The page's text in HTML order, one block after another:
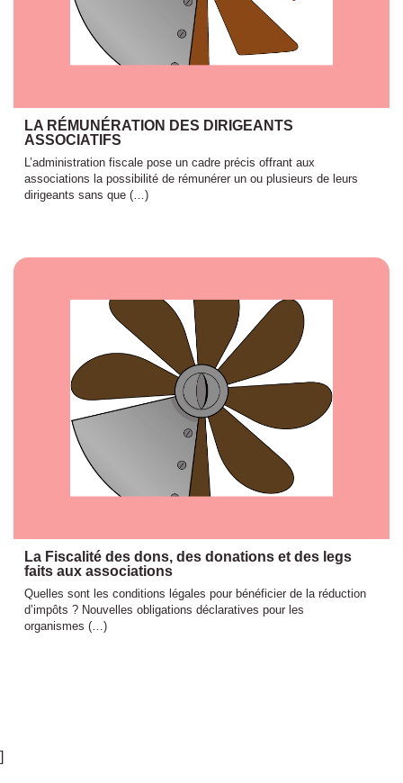
LA RÉMUNÉRATION DES DIRIGEANTS
ASSOCIATIFS
L’administration fiscale pose un cadre précis offrant aux
associations la possibilité de rémunérer un ou plusieurs de leurs
dirigeants sans que (…)
La Fiscalité des dons, des donations et des legs
faits aux associations
Quelles sont les conditions légales pour bénéficier de la réduction
d’impôts ? Nouvelles obligations déclaratives pour les
organismes (…)
]